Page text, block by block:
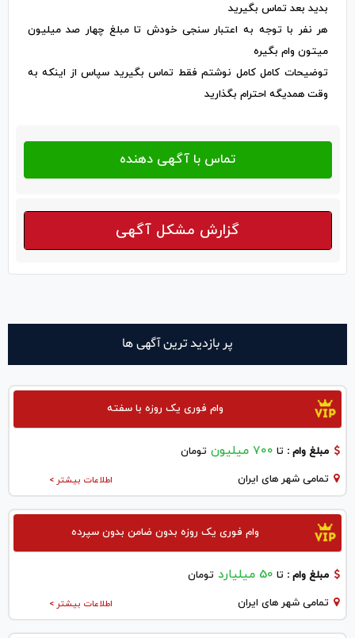
بدید بعد تماس بگیرید
هر نفر با توجه به اعتبار سنجی خودش تا مبلغ چهار صد میلیون
میتون وام بگیره
توضیحات کامل کامل نوشتم فقط تماس بگیرید سپاس از اینکه به
وقت همدیگه احترام بگذارید
گزارش مشکل آگهی
پر بازدید ترین آگهی ها
وام فوری یک روزه با سفته
مبلغ وام : تا 700 میلیون تومان
اطلاعات بیشتر > تمامی شهر های ایران
وام فوری یک روزه بدون ضامن بدون سپرده
مبلغ وام : تا 50 میلیارد تومان
اطلاعات بیشتر > تمامی شهر های ایران